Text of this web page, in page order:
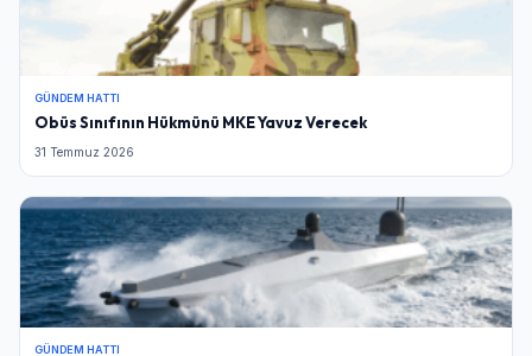
GÜNDEM HATTI
Obüs Sınıfının Hükmünü MKE Yavuz Verecek
31 Temmuz 2026
GÜNDEM HATTI